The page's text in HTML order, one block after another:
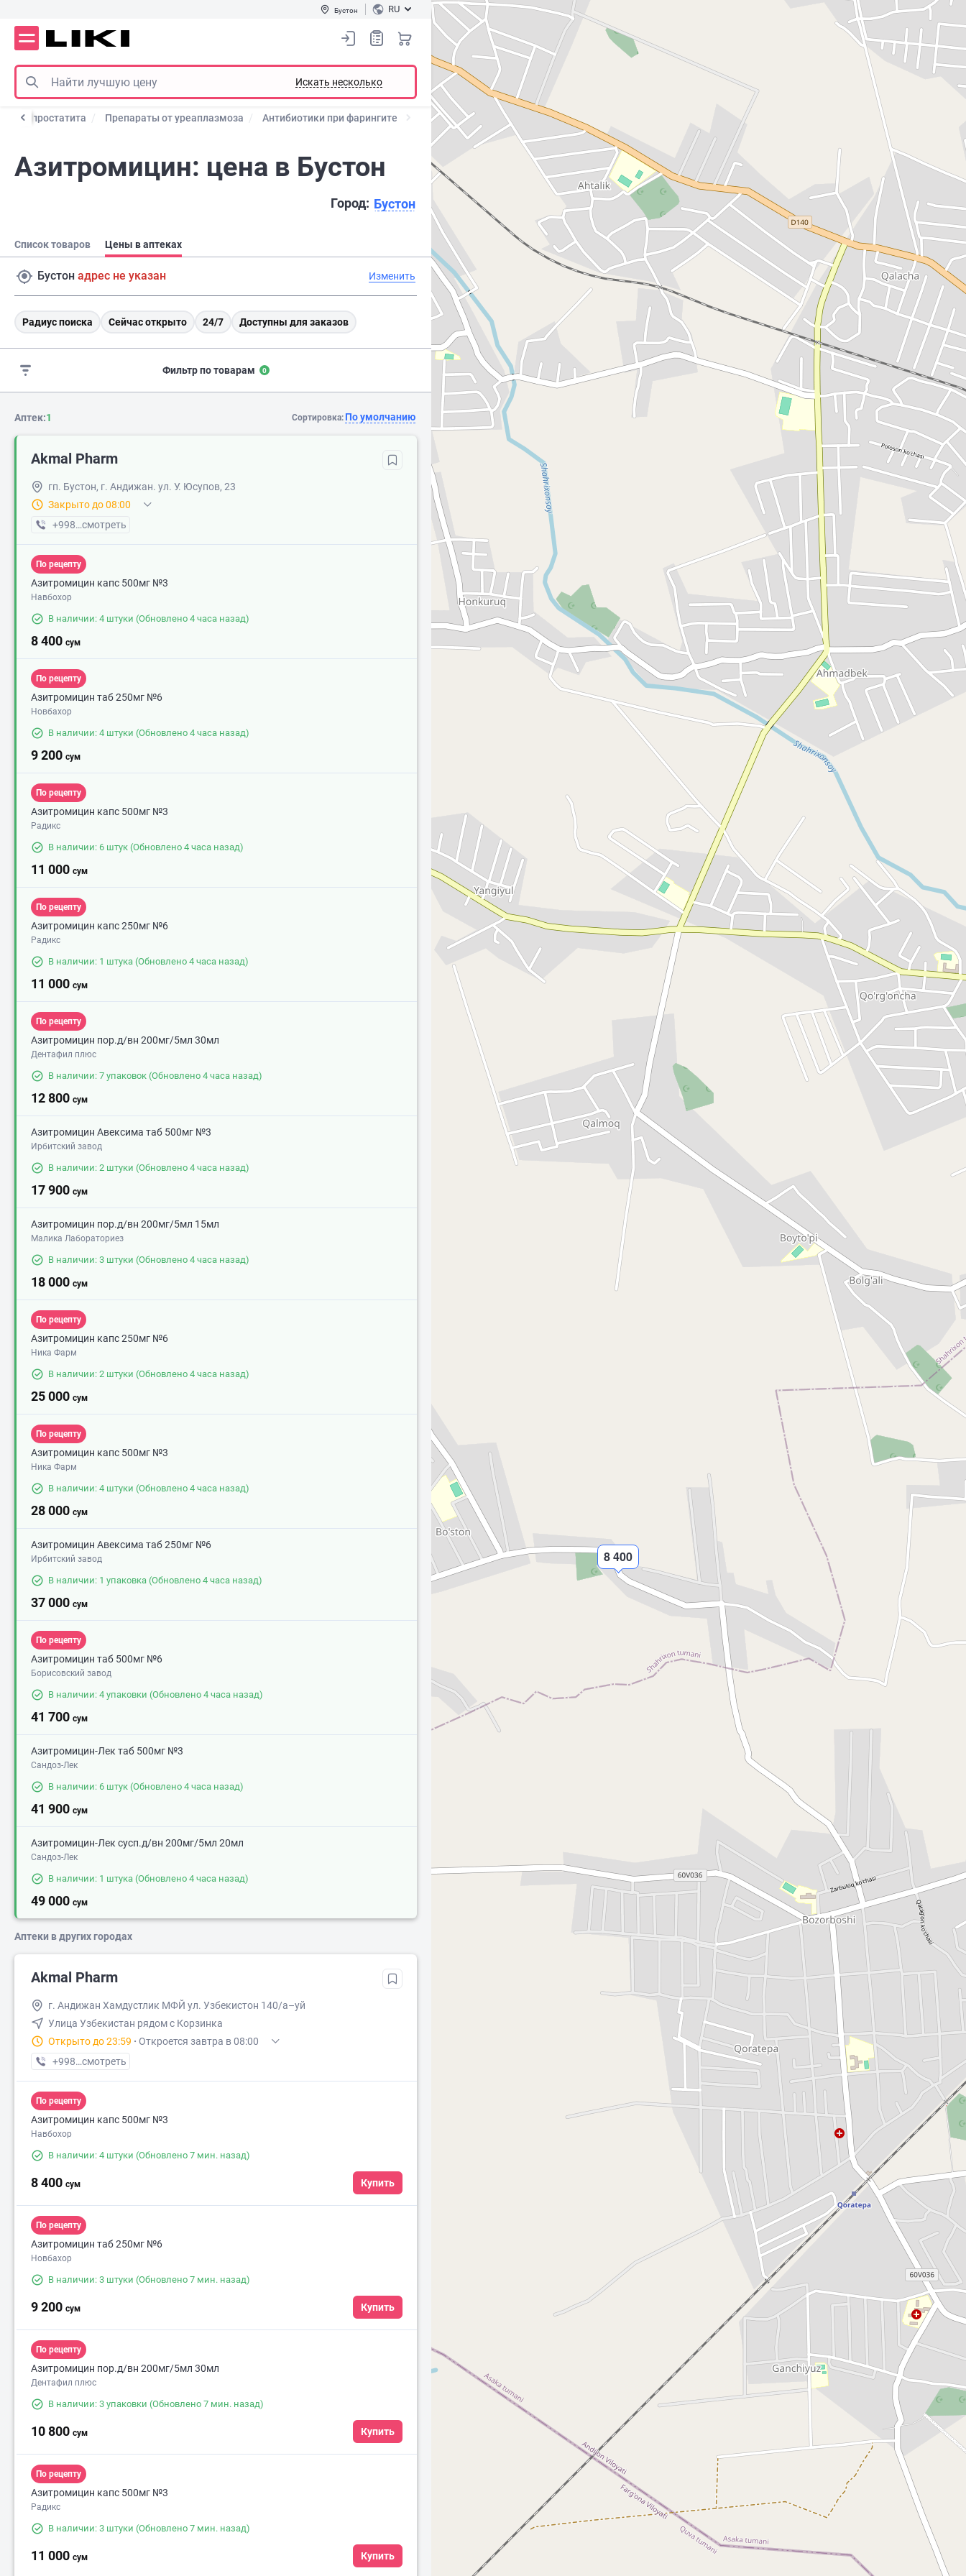
Бустон RU
Искать несколько
от простатита Препараты от уреаплазмоза Антибиотики при фарингите
Азитромицин: цена в Бустон
Город: Бустон
Список товаров Цены в аптеках
Бустон адрес не указан Изменить
Радиус поиска Сейчас открыто 24/7 Доступны для заказов
Фильтр по товарам 0
Аптек:1 Сортировка: По умолчанию
Akmal Pharm
гп. Бустон, г. Андижан. ул. У. Юсупов, 23
Закрыто до 08:00
+998 (90) XXX-XX-XX
смотреть
По рецепту
Азитромицин капс 500мг №3
Навбохор
В наличии: 4 штуки (Обновлено 4 часа назад)
8 400 сум
По рецепту
Азитромицин таб 250мг №6
Новбахор
В наличии: 4 штуки (Обновлено 4 часа назад)
9 200 сум
По рецепту
Азитромицин капс 500мг №3
Радикс
В наличии: 6 штук (Обновлено 4 часа назад)
11 000 сум
По рецепту
Азитромицин капс 250мг №6
Радикс
В наличии: 1 штука (Обновлено 4 часа назад)
11 000 сум
По рецепту
Азитромицин пор.д/вн 200мг/5мл 30мл
Дентафил плюс
В наличии: 7 упаковок (Обновлено 4 часа назад)
12 800 сум
Азитромицин Авексима таб 500мг №3
Ирбитский завод
В наличии: 2 штуки (Обновлено 4 часа назад)
17 900 сум
Азитромицин пор.д/вн 200мг/5мл 15мл
Малика Лабораториез
В наличии: 3 штуки (Обновлено 4 часа назад)
18 000 сум
По рецепту
Азитромицин капс 250мг №6
Ника Фарм
В наличии: 2 штуки (Обновлено 4 часа назад)
25 000 сум
По рецепту
Азитромицин капс 500мг №3
Ника Фарм
В наличии: 4 штуки (Обновлено 4 часа назад)
28 000 сум
Азитромицин Авексима таб 250мг №6
Ирбитский завод
В наличии: 1 упаковка (Обновлено 4 часа назад)
37 000 сум
По рецепту
Азитромицин таб 500мг №6
Борисовский завод
В наличии: 4 упаковки (Обновлено 4 часа назад)
41 700 сум
Азитромицин-Лек таб 500мг №3
Сандоз-Лек
В наличии: 6 штук (Обновлено 4 часа назад)
41 900 сум
Азитромицин-Лек сусп.д/вн 200мг/5мл 20мл
Сандоз-Лек
В наличии: 1 штука (Обновлено 4 часа назад)
49 000 сум
Аптеки в других городах
Akmal Pharm
г. Андижан Хамдустлик МФЙ ул. Узбекистон 140/а–уй
Улица Узбекистан рядом с Корзинка
Открыто до 23:59 · Откроется завтра в 08:00
+998 (90) XXX-XX-XX
смотреть
По рецепту
Азитромицин капс 500мг №3
Навбохор
В наличии: 4 штуки (Обновлено 7 мин. назад)
8 400 сум Купить
По рецепту
Азитромицин таб 250мг №6
Новбахор
В наличии: 3 штуки (Обновлено 7 мин. назад)
9 200 сум Купить
По рецепту
Азитромицин пор.д/вн 200мг/5мл 30мл
Дентафил плюс
В наличии: 3 упаковки (Обновлено 7 мин. назад)
10 800 сум Купить
По рецепту
Азитромицин капс 500мг №3
Радикс
В наличии: 3 штуки (Обновлено 7 мин. назад)
11 000 сум Купить
8 400